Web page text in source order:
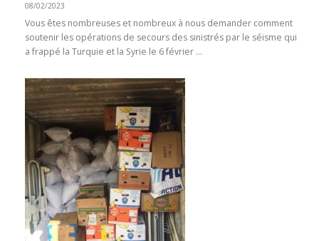
08/02/2023
Vous êtes nombreuses et nombreux à nous demander comment
soutenir les opérations de secours des sinistrés par le séisme qui
a frappé la Turquie et la Syrie le 6 février …